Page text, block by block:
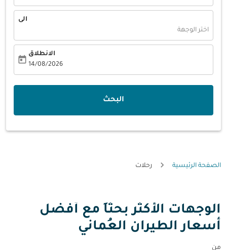
الى
اختر الوجهة
الانطلاق
14/08/2026
today
البحث
الصفحة الرئيسية رحلات
الوجهات الأكثر بحثاً مع أفضل
أسعار الطيران العُماني
من